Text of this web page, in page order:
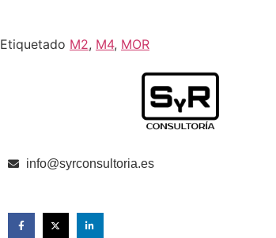
Etiquetado M2, M4, MOR
info@syrconsultoria.es